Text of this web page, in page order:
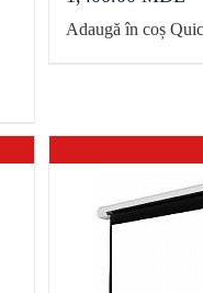
Adaugă în coș